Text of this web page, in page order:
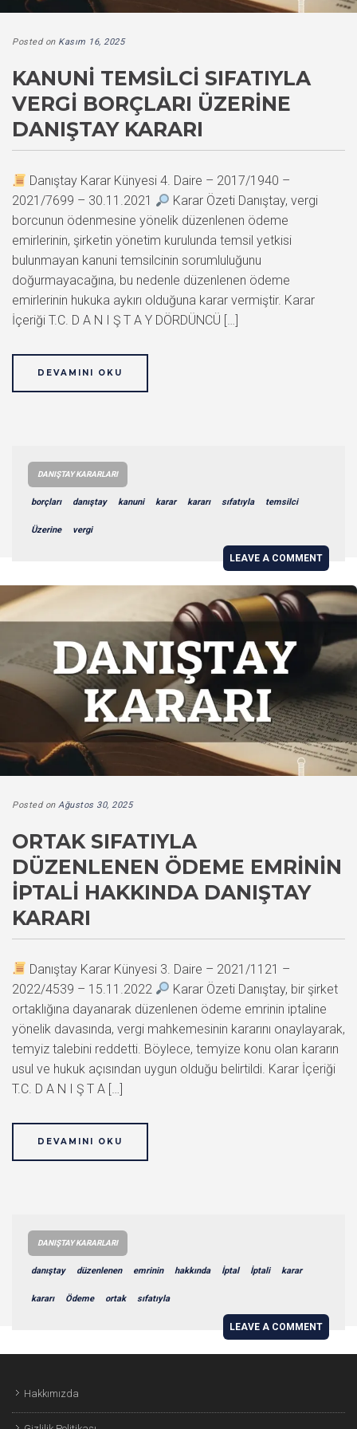
Posted on Kasım 16, 2025
KANUNI TEMSILCI SIFATIYLA
VERGI BORÇLARI ÜZERINE
DANIŞTAY KARARI
Danıştay Karar Künyesi 4. Daire – 2017/1940 –
2021/7699 – 30.11.2021
Karar Özeti Danıştay, vergi
borcunun ödenmesine yönelik düzenlenen ödeme
emirlerinin, şirketin yönetim kurulunda temsil yetkisi
bulunmayan kanuni temsilcinin sorumluluğunu
doğurmayacağına, bu nedenle düzenlenen ödeme
emirlerinin hukuka aykırı olduğuna karar vermiştir. Karar
İçeriği T.C. D A N I Ş T A Y DÖRDÜNCÜ […]
DEVAMINI OKU
DANIŞTAY KARARLARI
borçları danıştay kanuni karar kararı sıfatıyla temsilci
Üzerine vergi
LEAVE A COMMENT
Posted on Ağustos 30, 2025
ORTAK SIFATIYLA
DÜZENLENEN ÖDEME EMRININ
İPTALI HAKKINDA DANIŞTAY
KARARI
Danıştay Karar Künyesi 3. Daire – 2021/1121 –
2022/4539 – 15.11.2022
Karar Özeti Danıştay, bir şirket
ortaklığına dayanarak düzenlenen ödeme emrinin iptaline
yönelik davasında, vergi mahkemesinin kararını onaylayarak,
temyiz talebini reddetti. Böylece, temyize konu olan kararın
usul ve hukuk açısından uygun olduğu belirtildi. Karar İçeriği
T.C. D A N I Ş T A […]
DEVAMINI OKU
DANIŞTAY KARARLARI
danıştay düzenlenen emrinin hakkında İptal İptali karar
kararı Ödeme ortak sıfatıyla
LEAVE A COMMENT
Hakkımızda